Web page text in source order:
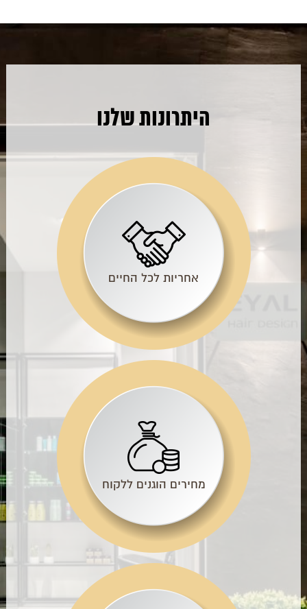
היתרונות שלנו
אחריות לכל החיים
מחירים הוגנים ללקוח